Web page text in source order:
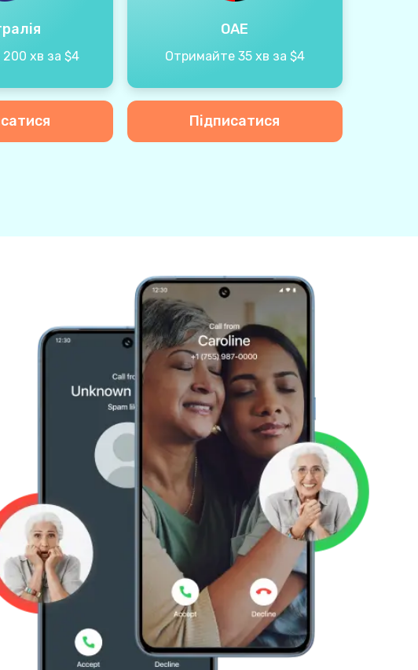
хв за $4
ОАЕ
Отримайте 35 хв за $4
Підписатися